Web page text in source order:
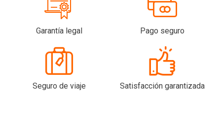
Garantía legal Pago seguro
Seguro de viaje Satisfacción garantizada